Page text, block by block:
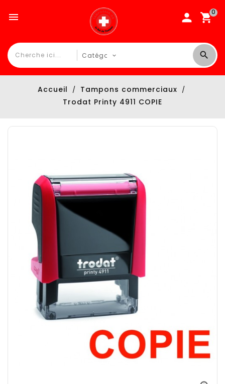
0

Accueil
Tampons commerciaux
Trodat Printy 4911 COPIE